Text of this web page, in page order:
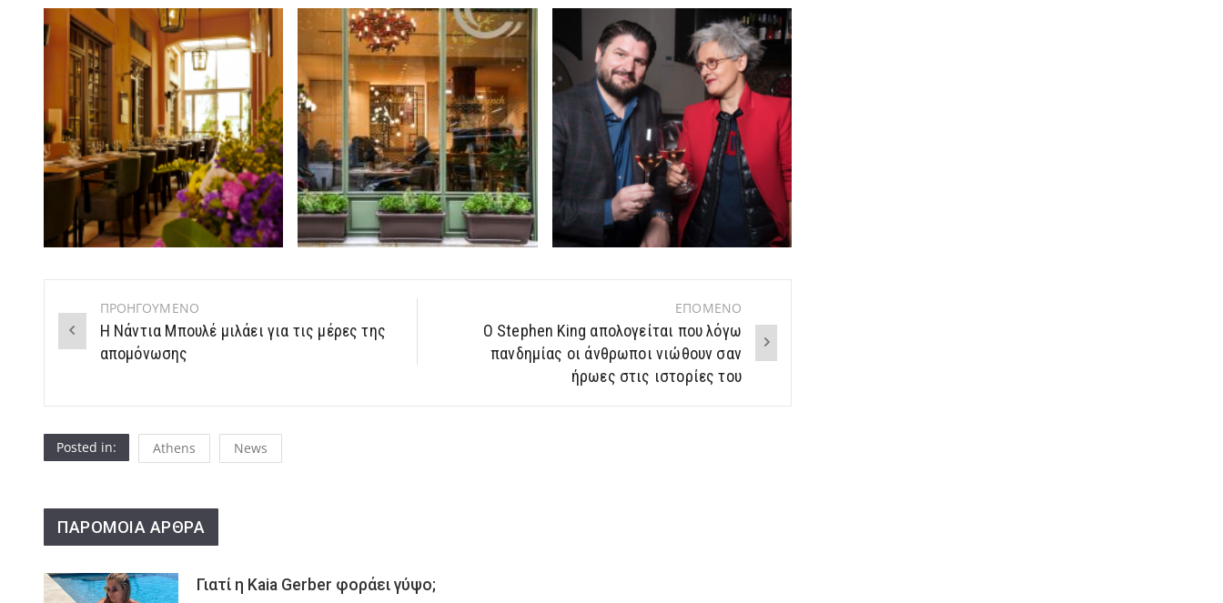
Post
navigation
ΠΡΟΗΓΟΥΜΕΝΟ
Η Νάντια Μπουλέ μιλάει για τις μέρες της
απομόνωσης
ΕΠΟΜΕΝΟ
Ο Stephen King απολογείται που λόγω
πανδημίας οι άνθρωποι νιώθουν σαν
ήρωες στις ιστορίες του
Posted in: Athens News
ΠΑΡΟΜΟΙΑ ΑΡΘΡΑ
Γιατί η Kaia Gerber φοράει γύψο;